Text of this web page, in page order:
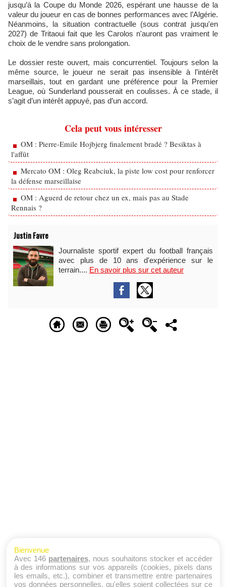
jusqu’à la Coupe du Monde 2026, espérant une hausse de la
valeur du joueur en cas de bonnes performances avec l’Algérie.
Néanmoins, la situation contractuelle (sous contrat jusqu'en
2027) de Tritaoui fait que les Carolos n'auront pas vraiment le
choix de le vendre sans prolongation.
Le dossier reste ouvert, mais concurrentiel. Toujours selon la
même source, le joueur ne serait pas insensible à l’intérêt
marseillais, tout en gardant une préférence pour la Premier
League, où Sunderland pousserait en coulisses. À ce stade, il
s’agit d’un intérêt appuyé, pas d’un accord.
Cela peut vous intéresser
OM : Pierre-Emile Hojbjerg finalement bradé ? Besiktas à
l'affût
Mercato OM : Oleg Reabciuk, la piste low cost pour renforcer
la défense marseillaise
OM : Aguerd de retour chez un ex, mais pas au Stade
Rennais ?
Justin Favre
Journaliste sportif expert du football français
avec plus de 10 ans d'expérience sur le
terrain.... En savoir plus sur cet auteur
Bienvenue
Avec 146 partenaires, nous souhaitons stocker et accéder
à des informations sur vos appareils (cookies, pixels dans
les emails, etc.), combiner et transmettre entre partenaires
vos données personnelles, qu'elles soient collectées sur ce